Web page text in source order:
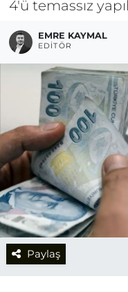
4'ü temassız
EMRE KAYMAL
EDITÖR
Paylaş